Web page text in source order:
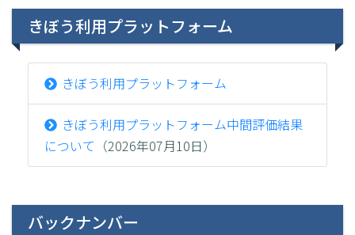
きぼう利用プラットフォーム
きぼう利用プラットフォーム
きぼう利用プラットフォーム中間評価結果
について （2026年07月10日）
バックナンバー